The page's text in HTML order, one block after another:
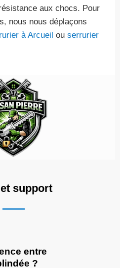
aux chocs. Pour
nous nous déplaçons
à Arcueil ou serrurier
support
entre
?